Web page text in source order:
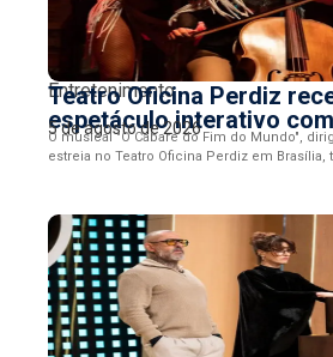
Entretenimento
Teatro Oficina Perdiz
espetáculo interativo
5 de agosto de 2026
O musical "O Cabaré do Fim do Mundo",
estreia no Teatro Oficina Perdiz em Brasília,